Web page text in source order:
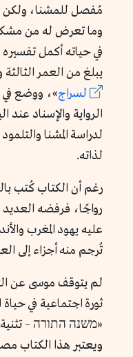
مُفصل للمشنا، ولكن
وما تعرض له من
يبلغ من العمر
لسراج»، ووضع في
الرواية والإسناد
لدراسة المشنا
لذاته.
رغم أن الكتاب كُتب
رواجًا، فرفضه
عليه يهود المغرب
تُرجم منه أجزاء إلى
لم يتوقف موسى عن
ثورة اجتماعية في
«משנה התורה – تثنية
ويعتبر هذا الكتاب